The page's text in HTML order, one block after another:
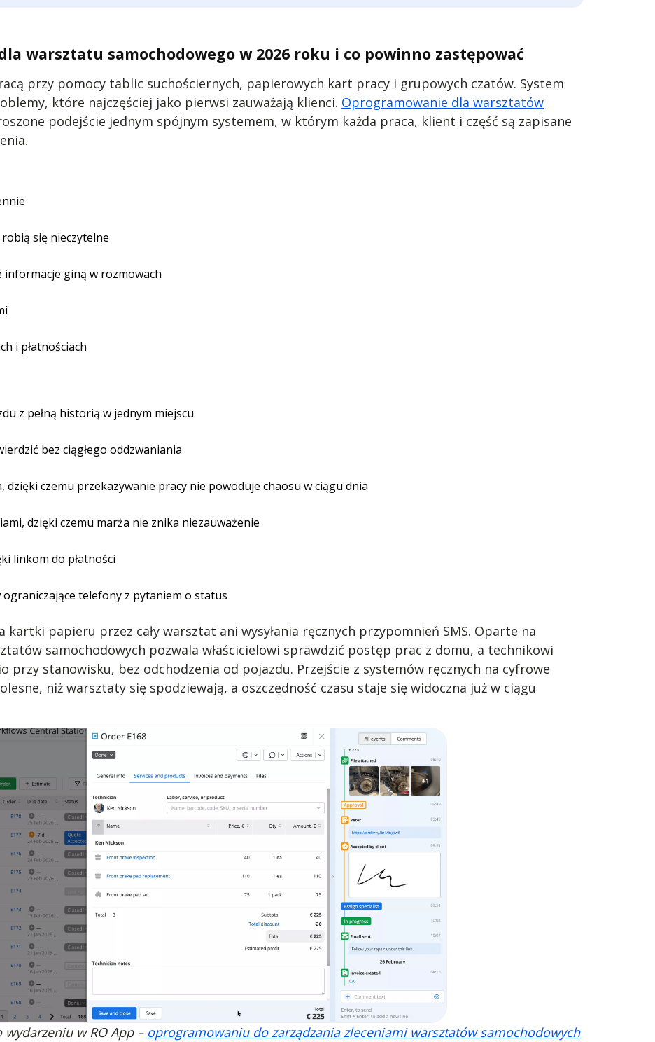
warsztatu samochodowego w 2026 roku i co powinno zastępować
przy pomocy tablic suchościernych, papierowych kart pracy i grupowych czatów. System
które najczęściej jako pierwsi zauważają klienci. Oprogramowanie dla warsztatów
podejście jednym spójnym systemem, w którym każda praca, klient i część są zapisane
się nieczytelne
giną w rozmowach
i płatnościach
z pełną historią w jednym miejscu
bez ciągłego oddzwaniania
czemu przekazywanie pracy nie powoduje chaosu w ciągu dnia
dzięki czemu marża nie znika niezauważenie
linkom do płatności
telefony z pytaniem o status
kartki papieru przez cały warsztat ani wysyłania ręcznych przypomnień SMS. Oparte na
samochodowych pozwala właścicielowi sprawdzić postęp prac z domu, a technikowi
przy stanowisku, bez odchodzenia od pojazdu. Przejście z systemów ręcznych na cyfrowe
niż warsztaty się spodziewają, a oszczędność czasu staje się widoczna już w ciągu
wydarzeniu w RO App – oprogramowaniu do zarządzania zleceniami warsztatów samochodowych